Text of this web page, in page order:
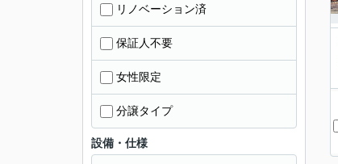
リノベーション済
保証人不要
女性限定
分譲タイプ
設備・仕様